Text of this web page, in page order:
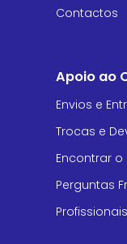
Contactos
Apoio ao
Envios e
Trocas e
Encontrar
Perguntas